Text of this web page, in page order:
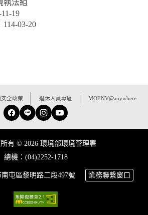
執法組
11-19
114-03-20
全政策 退休人員專區 MOENV@anywhere
Facebook
LineInstagram
YouTube
有 © 2026 環境部環境管理署
總機：(04)2252-1718
屯區黎明路二段497號 業務聯繫窗口